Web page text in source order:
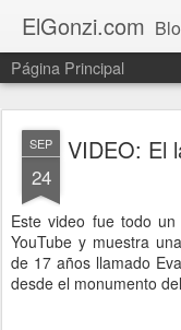
ElGonzi.com Blog de
Página Principal
SEP
24
VIDEO: El
Este video fue todo
YouTube y muestra
de 17 años llamado
desde el monumento